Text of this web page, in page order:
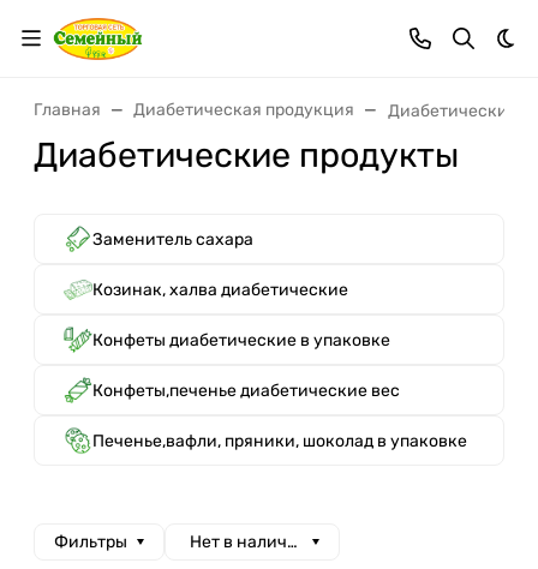
Главная Диабетическая продукция Диабетические
Диабетические продукты
Заменитель сахара
Козинак, халва диабетические
Конфеты диабетические в упаковке
Конфеты,печенье диабетические вес
Печенье,вафли, пряники, шоколад в упаковке
Фильтры Нет в наличии